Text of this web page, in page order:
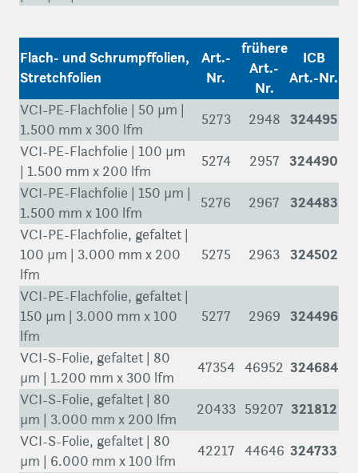
Flach- und Schrumpffolien,
Stretchfolien
Art.-
Nr.
frühere
Art.-
Nr.
ICB
Art.-Nr.
VCI-PE-Flachfolie | 50 µm |
1.500 mm x 300 lfm
5273 2948 324495
VCI-PE-Flachfolie | 100 µm
| 1.500 mm x 200 lfm
5274 2957 324490
VCI-PE-Flachfolie | 150 µm |
1.500 mm x 100 lfm
5276 2967 324483
VCI-PE-Flachfolie, gefaltet |
100 µm | 3.000 mm x 200
lfm
5275 2963 324502
VCI-PE-Flachfolie, gefaltet |
150 µm | 3.000 mm x 100
lfm
5277 2969 324496
VCI-S-Folie, gefaltet | 80
µm | 1.200 mm x 300 lfm
47354 46952 324684
VCI-S-Folie, gefaltet | 80
µm | 3.000 mm x 200 lfm
20433 59207 321812
VCI-S-Folie, gefaltet | 80
µm | 6.000 mm x 100 lfm
42217 44646 324733